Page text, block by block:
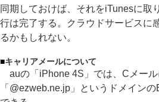
同期しておけば、それをiTunesに取
行は完了する。クラウドサービスに
るかもしれない。
■キャリアメールについて
auの「iPhone 4S」では、Cメール
「@ezweb.ne.jp」というドメイン